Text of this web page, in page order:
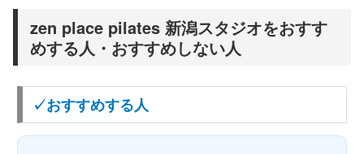
zen place pilates 新潟スタジオをおすす
めする人・おすすめしない人
✓おすすめする人